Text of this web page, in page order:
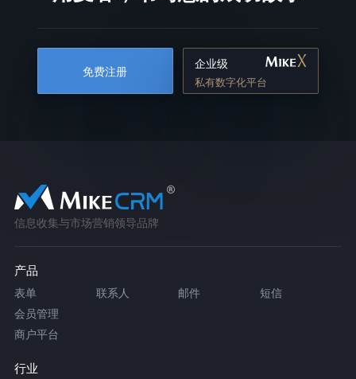
免费注册
企业级
私有数字化平台
信息收集与市场营销领导品牌
产品
表单 联系人 邮件
短信
会员管理
商户平台
行业